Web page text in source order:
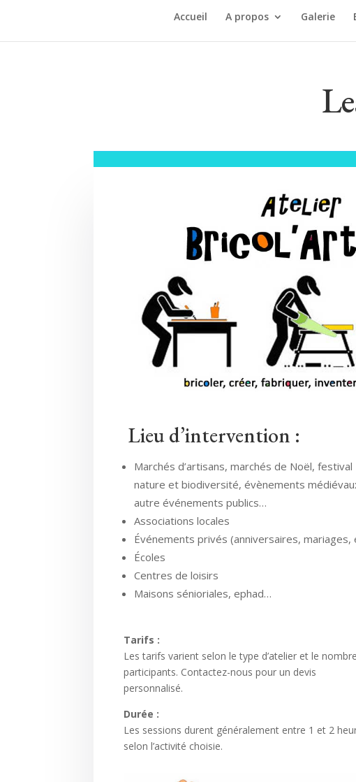
Accueil A propos Galerie
Lieu d’intervention :
Marchés d’artisans, marchés de Noël, festival
nature et biodiversité, évènements
autre événements publics…
Associations locales
Événements privés (anniversaires, mariages,
Écoles
Centres de loisirs
Maisons sénioriales, ephad…
Tarifs :
Les tarifs varient selon le type d’atelier et le
participants. Contactez-nous pour un devis
personnalisé.
Durée :
Les sessions durent généralement entre 1 et 2
selon l’activité choisie.